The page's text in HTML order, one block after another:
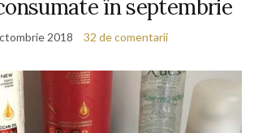
în septembrie
2018 32 de comentarii